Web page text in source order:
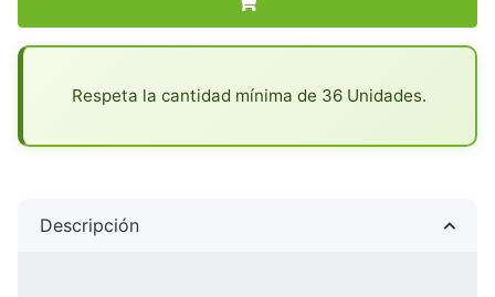
Respeta la cantidad mínima de 36 Unidades.
Descripción